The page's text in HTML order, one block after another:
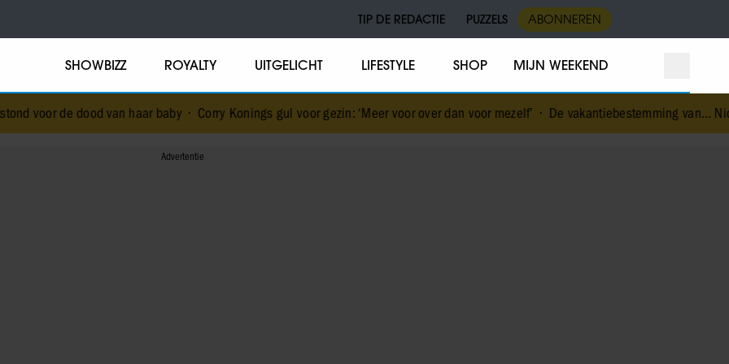
TIP DE REDACTIE PUZZELS ABONNEREN
SHOWBIZZ ROYALTY UITGELICHT LIFESTYLE SHOP MIJN WEEKEND
van haar baby• Corry Konings gul voor gezin: ‘Meer voor over dan voor mezelf’ •De vakantiebestemming van… Nicolette van Dam